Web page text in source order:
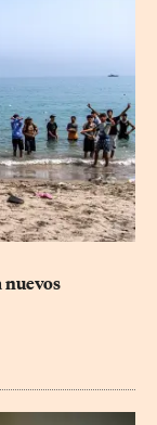
nuevos